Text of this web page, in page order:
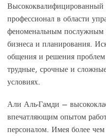
Высококвалифицированный
профессионал в области
феноменальным послужным
бизнеса и планирования.
общения и решения
трудные, срочные и
условиях.
Али Аль-Гамди –
впечатляющим опытом
персоналом. Имея более